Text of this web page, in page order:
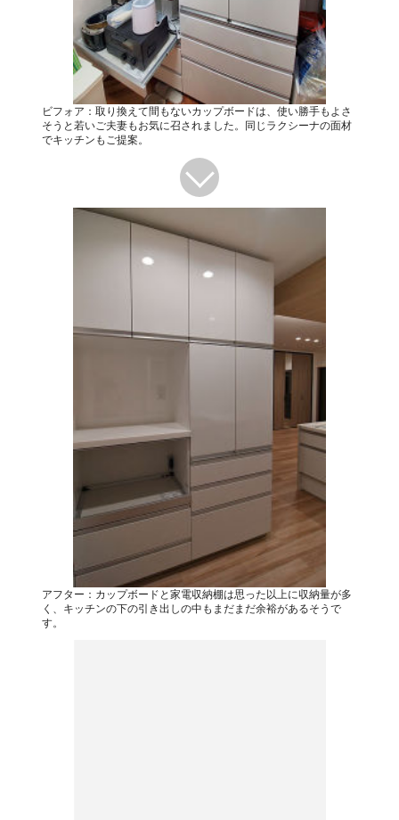
ビフォア：取り換えて間もないカップボードは、使い勝手もよさ
そうと若いご夫妻もお気に召されました。同じラクシーナの面材
でキッチンもご提案。
アフター：カップボードと家電収納棚は思った以上に収納量が多
く、キッチンの下の引き出しの中もまだまだ余裕があるそうで
す。